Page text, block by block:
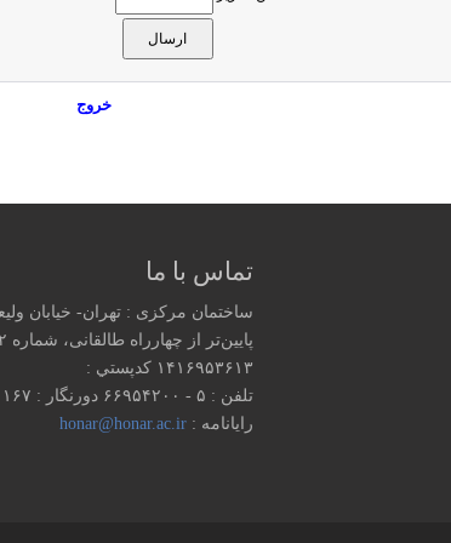
خروج
تماس با ما
ساختمان مرکزی : تهران- خیابان
پایین‌تر از چهارراه طالقانی، شماره ۱۵۵۲
۱۴۱۶۹۵۳۶۱۳ كدپستي :
تلفن : ۵ - ۶۶۹۵۴۲۰۰ دورنگار : ۶۶۹۵۱۱۶۷
رایانامه : honar@honar.ac.ir